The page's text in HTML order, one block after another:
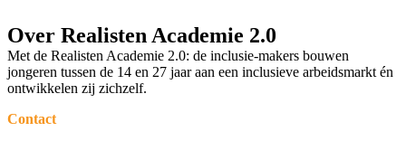
Over Realisten Academie 2.0
Met de Realisten Academie 2.0: de inclusie-makers bouwen
jongeren tussen de 14 en 27 jaar aan een inclusieve arbeidsmarkt én
ontwikkelen zij zichzelf.
Contact